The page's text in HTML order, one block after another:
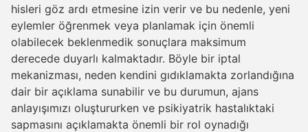
hisleri göz ardı etmesine izin verir ve bu nedenle, yeni
eylemler öğrenmek veya planlamak için önemli
olabilecek beklenmedik sonuçlara maksimum
derecede duyarlı kalmaktadır. Böyle bir iptal
mekanizması, neden kendini gıdıklamakta zorlandığına
dair bir açıklama sunabilir ve bu durumun, ajans
anlayışımızı oluştururken ve psikiyatrik hastalıktaki
sapmasını açıklamakta önemli bir rol oynadığı